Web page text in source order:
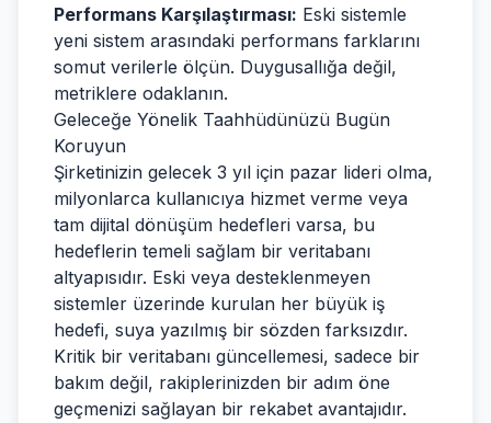
Performans Karşılaştırması: Eski sistemle
yeni sistem arasındaki performans farklarını
somut verilerle ölçün. Duygusallığa değil,
metriklere odaklanın.
Geleceğe Yönelik Taahhüdünüzü Bugün
Koruyun
Şirketinizin gelecek 3 yıl için pazar lideri olma,
milyonlarca kullanıcıya hizmet verme veya
tam dijital dönüşüm hedefleri varsa, bu
hedeflerin temeli sağlam bir veritabanı
altyapısıdır. Eski veya desteklenmeyen
sistemler üzerinde kurulan her büyük iş
hedefi, suya yazılmış bir sözden farksızdır.
Kritik bir veritabanı güncellemesi, sadece bir
bakım değil, rakiplerinizden bir adım öne
geçmenizi sağlayan bir rekabet avantajıdır.